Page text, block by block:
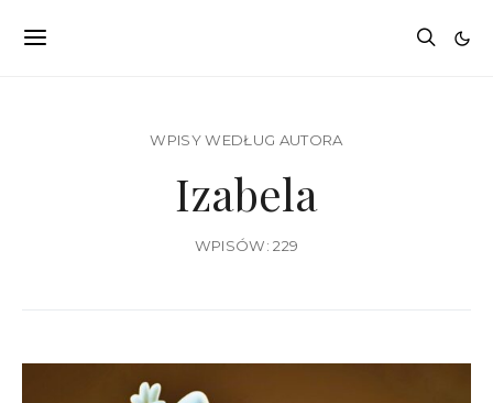
WPISY WEDŁUG AUTORA
Izabela
WPISÓW: 229